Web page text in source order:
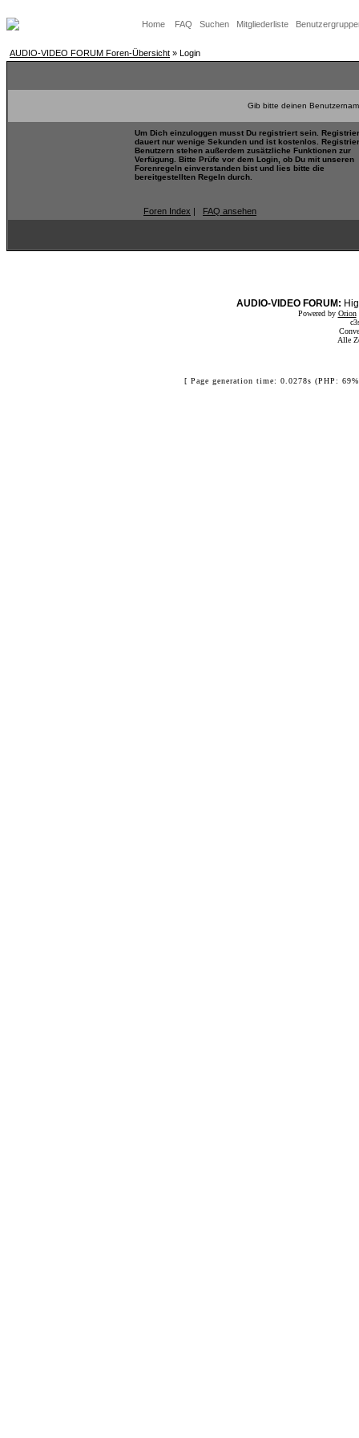
Home FAQ Suchen Mitgliederliste
AUDIO-VIDEO FORUM Foren-Übersicht » Login
Gib bitte deinen
Um Dich einzuloggen musst Du registriert sein.
dauert nur wenige Sekunden und ist kostenlos.
Benutzern stehen außerdem zusätzliche Funktionen zur
Verfügung. Bitte Prüfe vor dem Login, ob Du mit unseren
Forenregeln einverstanden bist und lies bitte die
bereitgestellten Regeln durch.
Foren Index | FAQ ansehen
AUDIO-VIDEO FORUM:
Powered by Orion
Alle
[ Page generation time: 0.0278s (PHP: